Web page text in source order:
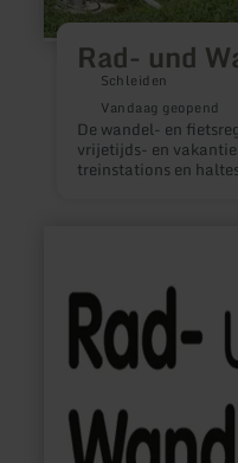
Rad- und
Schleiden
Vandaag geopend
De wandel- en
vrijetijds- en
treinstations en
een overzicht van
en worden ze via
Rad-
Wanderbahnhof
Mechernich